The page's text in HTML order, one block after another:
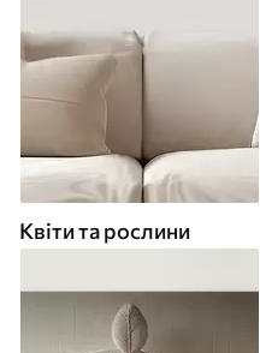
Квіти та рослини